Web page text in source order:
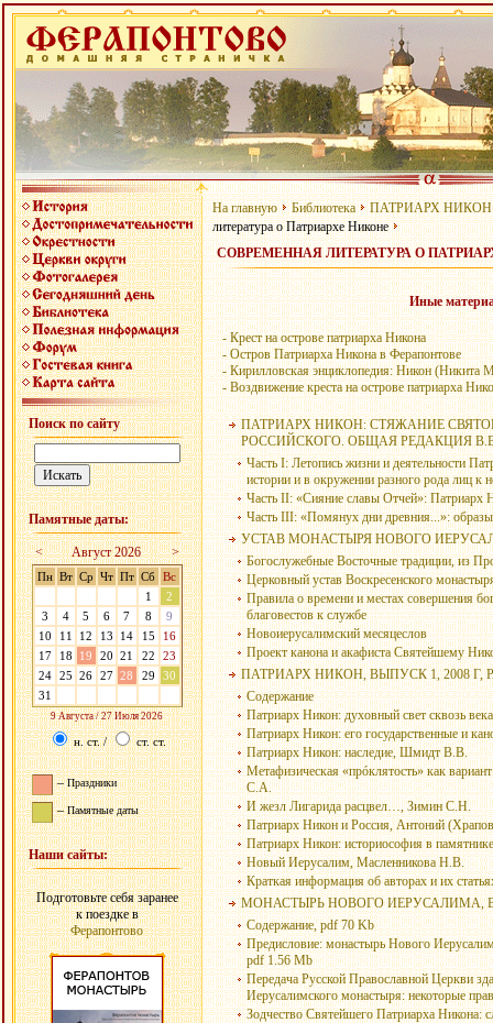
Поиск по сайту
Памятные даты:
< Август 2026 >
Пн Вт Ср Чт Пт Сб Вс
1
2
3
4 5 6 7 8
9
10
11 12 13 14 15
16
17
18 19 20 21 22
23
24
25 26 27 28 29
30
31
9 Августа / 27 Июля 2026
н. ст./ ст. ст.
–Праздники
–Памятные даты
Наши сайты:
Подготовьте себя заранее
к поездке в
Ферапонтово
На главную Библиотека
ПАТРИАРХ
литература о Патриархе Никоне
СОВРЕМЕННАЯ ЛИТЕРАТУРА О
Иные
- Крест на острове патриарха Никона
- Остров Патриарха Никона в Ферапонтове
- Кирилловская энциклопедия: Никон (Никита
- Воздвижение креста на острове патриарха
ПАТРИАРХ НИКОН: СТЯЖАНИЕ
РОССИЙСКОГО. ОБЩАЯ РЕДАКЦИЯ В.В.
Часть I: Летопись жизни и деятельности
истории и в окружении разного рода лиц к
Часть II: «Сияние славы Отчей»: Патриарх
Часть III: «Помянух дни древния...»:
УСТАВ МОНАСТЫРЯ НОВОГО
Богослужебные Восточные традиции, из
Церковный устав Воскресенского
Правила о времени и местах совершения
благовестов к службе
Новоиерусалимский месяцеслов
Проект канона и акафиста Святейшему
ПАТРИАРХ НИКОН, ВЫПУСК 1, 2008 Г,
Содержание
Патриарх Никон: духовный свет сквозь
Патриарх Никон: его государственные и
Патриарх Никон: наследие, Шмидт В.В.
Метафизическая «прóклятость» как
С.А.
И жезл Лигарида расцвел…, Зимин С.Н.
Патриарх Никон и Россия, Антоний
Патриарх Никон: историософия в
Новый Иерусалим, Масленникова Н.В.
Краткая информация об авторах и их
МОНАСТЫРЬ НОВОГО ИЕРУСАЛИМА,
Содержание, pdf 70 Kb
Предисловие: монастырь Нового
pdf 1.56 Mb
Передача Русской Православной Церкви
Иерусалимского монастыря: некоторые
Зодчество Святейшего Патриарха Никона: